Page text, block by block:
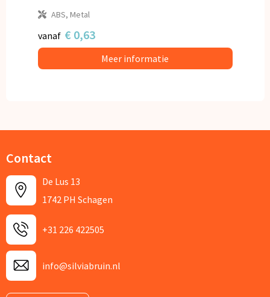
ABS, Metal
vanaf € 0,63
Meer informatie
Contact
De Lus 13
1742 PH Schagen
+31 226 422505
info@silviabruin.nl